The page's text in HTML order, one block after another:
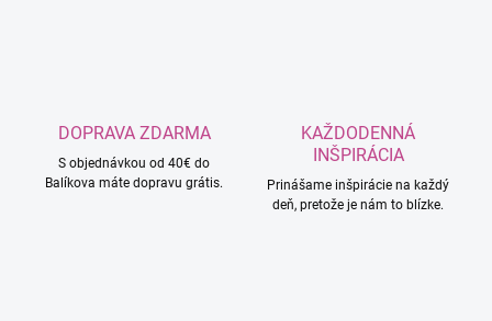
DOPRAVA ZDARMA
S objednávkou od 40€ do
Balíkova máte dopravu grátis.
KAŽDODENNÁ
INŠPIRÁCIA
Prinášame inšpirácie na každý
deň, pretože je nám to blízke.